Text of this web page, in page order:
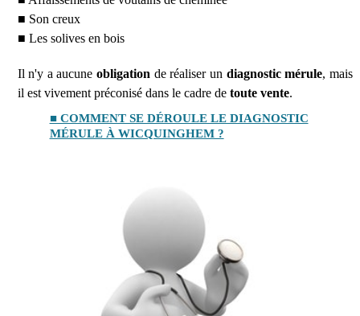
■ Son creux
■ Les solives en bois
Il n'y a aucuneobligation de réaliser un diagnostic mérule, mais
il est vivement préconisé dans le cadre de toute vente.
■ COMMENT SE DÉROULE LE DIAGNOSTIC
MÉRULE À WICQUINGHEM ?